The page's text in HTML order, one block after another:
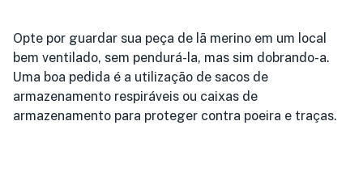
Opte por guardar sua peça de lã merino em um local
bem ventilado, sem pendurá-la, mas sim dobrando-a.
Uma boa pedida é a utilização de sacos de
armazenamento respiráveis ou caixas de
armazenamento para proteger contra poeira e traças.